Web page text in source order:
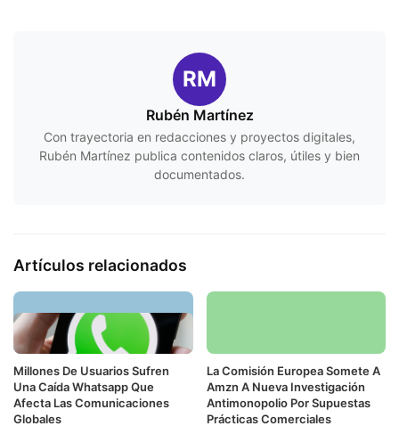
RM
Rubén Martínez
Con trayectoria en redacciones y proyectos digitales,
Rubén Martínez publica contenidos claros, útiles y bien
documentados.
Artículos relacionados
Millones De Usuarios Sufren
Una Caída Whatsapp Que
Afecta Las Comunicaciones
Globales
La Comisión Europea Somete A
Amzn A Nueva Investigación
Antimonopolio Por Supuestas
Prácticas Comerciales